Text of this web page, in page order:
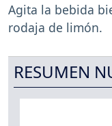
Agita la bebida
rodaja de limón.
RESUMEN